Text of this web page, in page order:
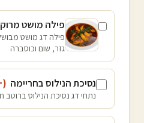
פילה מושט
פילה דג מושט
גזר, שום וכוסברה
נסיכת הנילוס בחריימה
נתחי דג נסיכת הנילוס ברוטב